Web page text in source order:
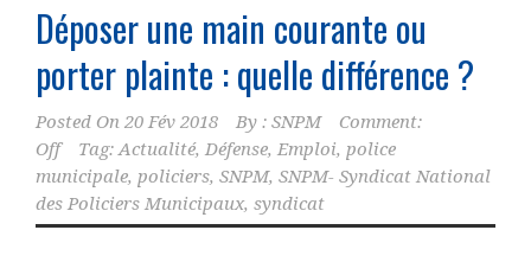
Déposer une main courante ou
porter plainte : quelle différence ?
Posted On 20 Fév 2018 By : SNPM
Comment:
Off
Tag:Actualité, Défense, Emploi, police
municipale, policiers, SNPM, SNPM- Syndicat National
des Policiers Municipaux, syndicat